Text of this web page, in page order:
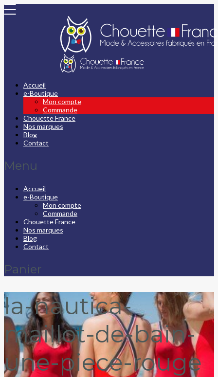
Accueil
e-Boutique
Mon compte
Commande
Chouette France
Nos marques
Blog
Contact
Menu
Accueil
e-Boutique
Mon compte
Commande
Chouette France
Nos marques
Blog
Contact
Panier
la-nautica-
maillot-de-bain-
une-piece-rouge